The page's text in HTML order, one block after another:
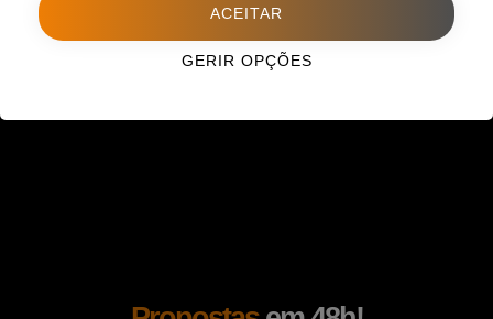
225 432 051
ACEITAR
GERIR OPÇÕES